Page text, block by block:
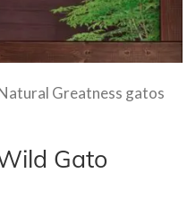
Greatness gatos
Gato